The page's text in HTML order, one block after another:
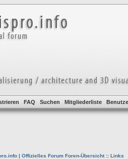
FAQ Suchen Mitgliederliste
| Offizielles Forum Foren-Übersicht:: Links